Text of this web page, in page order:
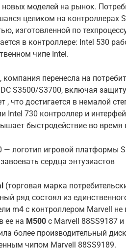
моделей на рынок.
целиком на контроллерах
изготовленной по
в контроллере: Intel 530
чипе Intel.
компания перенесла на
S3500/S3700, включая
, что достигается в немалой
Intel 730 контроллер и
быстродействие во время
— логотип игровой платформы
сердца энтузиастов
(торговая марка
ряд состоял из
m4 с контроллером Marvell
ее на М500 с Marvell 88SS9187 и
более производительный диск
чипом Marvell 88SS9189.